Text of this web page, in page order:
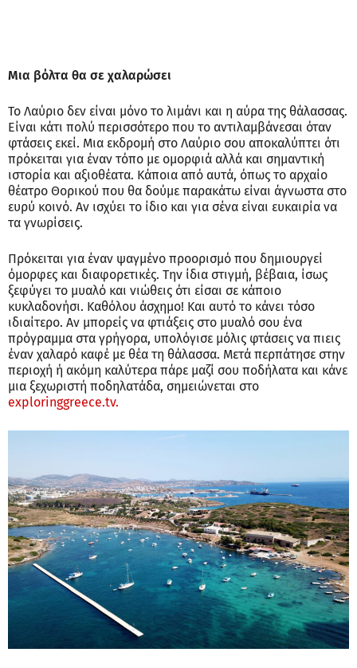
Μια βόλτα θα σε χαλαρώσει
Το Λαύριο δεν είναι μόνο το λιμάνι και η αύρα της θάλασσας.
Είναι κάτι πολύ περισσότερο που το αντιλαμβάνεσαι όταν
φτάσεις εκεί. Μια εκδρομή στο Λαύριο σου αποκαλύπτει ότι
πρόκειται για έναν τόπο με ομορφιά αλλά και σημαντική
ιστορία και αξιοθέατα. Κάποια από αυτά, όπως το αρχαίο
θέατρο Θορικού που θα δούμε παρακάτω είναι άγνωστα στο
ευρύ κοινό. Αν ισχύει το ίδιο και για σένα είναι ευκαιρία να
τα γνωρίσεις.
Πρόκειται για έναν ψαγμένο προορισμό που δημιουργεί
όμορφες και διαφορετικές. Την ίδια στιγμή, βέβαια, ίσως
ξεφύγει το μυαλό και νιώθεις ότι είσαι σε κάποιο
κυκλαδονήσι. Καθόλου άσχημο! Και αυτό το κάνει τόσο
ιδιαίτερο. Αν μπορείς να φτιάξεις στο μυαλό σου ένα
πρόγραμμα στα γρήγορα, υπολόγισε μόλις φτάσεις να πιεις
έναν χαλαρό καφέ με θέα τη θάλασσα. Μετά περπάτησε στην
περιοχή ή ακόμη καλύτερα πάρε μαζί σου ποδήλατα και κάνε
μια ξεχωριστή ποδηλατάδα, σημειώνεται στο
exploringgreece.tv.